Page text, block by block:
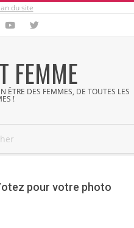
du site
FEMME
ÊTRE DES FEMMES, DE TOUTES LES
!
pour votre photo